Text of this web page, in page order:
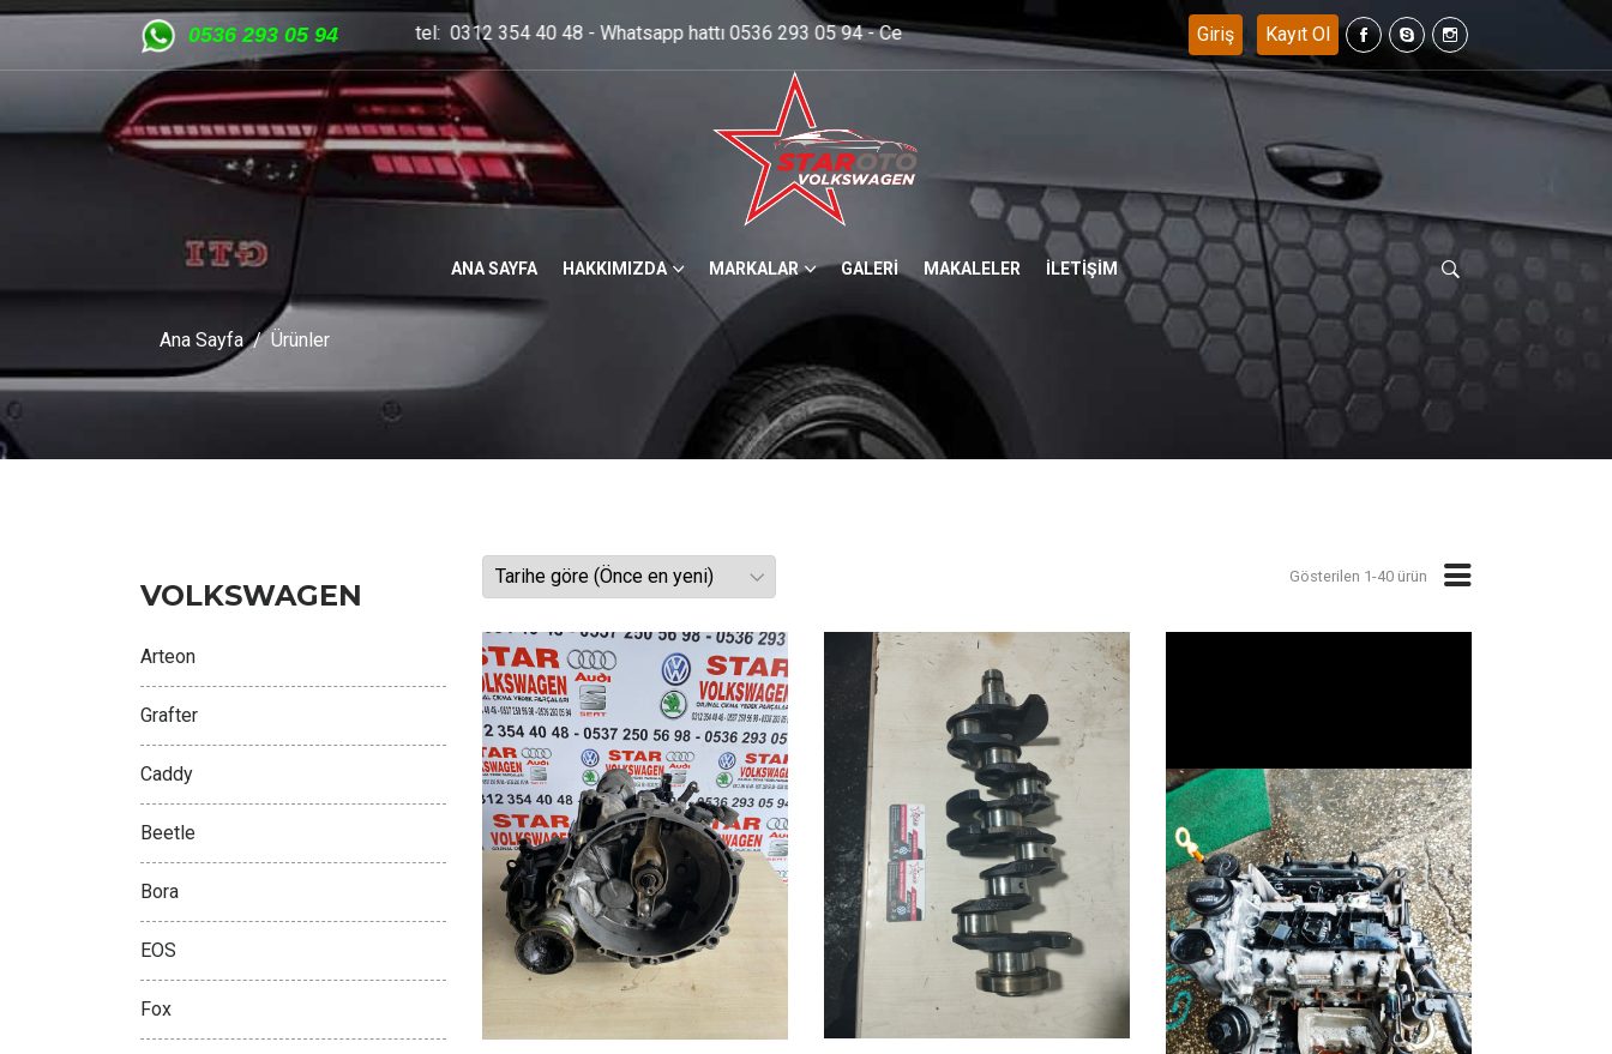
0536 293 05 94
: 25 OSTİM ANKARA tel: 0312 354 40 48 - Whatsapp hattı 0536 293 05 94 - Cep: 0537 250 56 98 - 0536 293 05 94 ....
ANA SAYFA HAKKIMIZDA MARKALAR GALERİ MAKALELER İLETİŞİM
Ana Sayfa Ürünler
Gösterilen 1-40 ürün
VOLKSWAGEN
Arteon
Grafter
Caddy
Beetle
Bora
EOS
Fox